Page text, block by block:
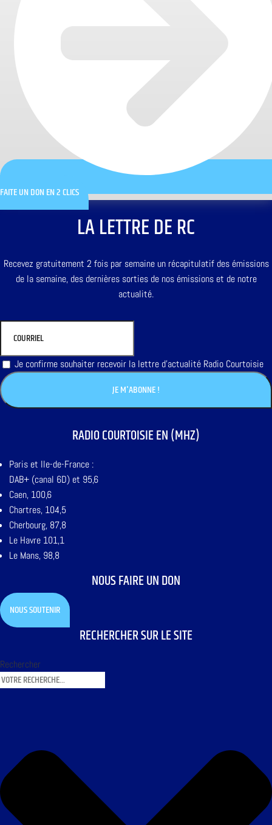
FAITE UN DON EN 2 CLICS
LA LETTRE DE RC
Recevez gratuitement 2 fois par semaine un récapitulatif des émissions
de la semaine, des dernières sorties de nos émissions et de notre
actualité.
Je confirme souhaiter recevoir la lettre d'actualité Radio Courtoisie
RADIO COURTOISIE EN (MHZ)
Paris et Ile-de-France :
DAB+ (canal 6D) et 95,6
Caen, 100,6
Chartres, 104,5
Cherbourg, 87,8
Le Havre 101,1
Le Mans, 98,8
NOUS FAIRE UN DON
NOUS SOUTENIR
RECHERCHER SUR LE SITE
Rechercher